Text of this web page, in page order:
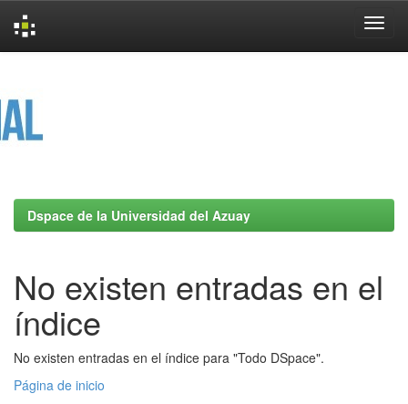
Dspace de la Universidad del Azuay
No existen entradas en el
índice
No existen entradas en el índice para "Todo DSpace".
Página de inicio